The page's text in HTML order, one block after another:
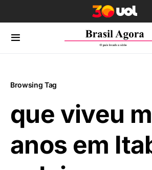
Browsing Tag
que viveu
anos em